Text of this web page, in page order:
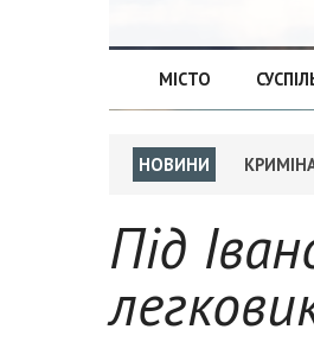
МІСТО
НОВИНИ
Під